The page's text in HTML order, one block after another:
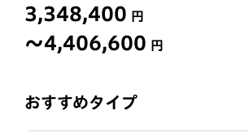
3,348,400 円
〜4,406,600 円
おすすめタイプ